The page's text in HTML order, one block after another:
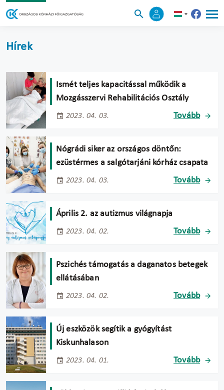
Hírek
Ismét teljes kapacitással működik a
Mozgásszervi Rehabilitációs Osztály
2023. 04. 03. Tovább
Nógrádi siker az országos döntőn:
ezüstérmes a salgótarjáni kórház csapata
2023. 04. 03. Tovább
Április 2. az autizmus világnapja
2023. 04. 02. Tovább
Pszichés támogatás a daganatos betegek
ellátásában
2023. 04. 02. Tovább
Új eszközök segítik a gyógyítást
Kiskunhalason
2023. 04. 01. Tovább